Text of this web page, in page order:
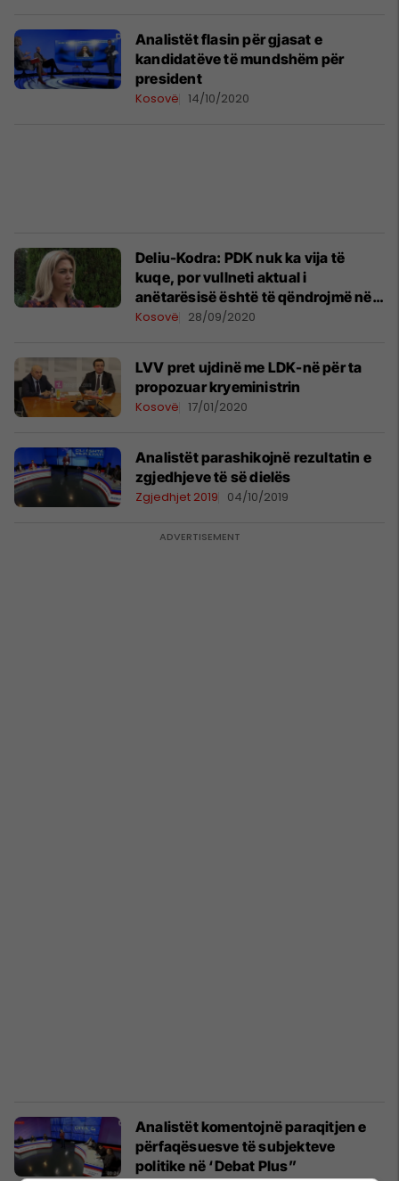
Analistët flasin për gjasat e
kandidatëve të mundshëm për
president
Kosovë 14/10/2020
Deliu-Kodra: PDK nuk ka vija të
kuqe, por vullneti aktual i
anëtarësisë është të qëndrojmë në
opozitë
Kosovë 28/09/2020
LVV pret ujdinë me LDK-në për ta
propozuar kryeministrin
Kosovë 17/01/2020
Analistët parashikojnë rezultatin e
zgjedhjeve të së dielës
Zgjedhjet 2019 04/10/2019
Analistët komentojnë paraqitjen e
përfaqësuesve të subjekteve
politike në ‘Debat Plus”